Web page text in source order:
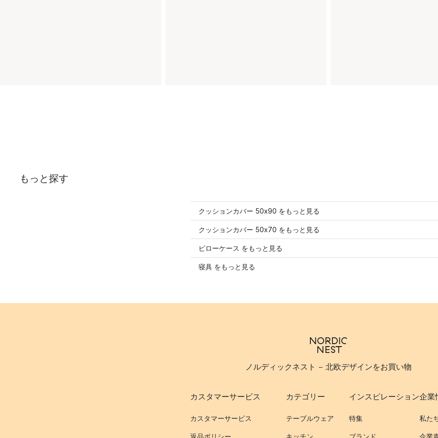
もっと探す
クッションカバー 50x90 をもっと見る
クッションカバー 50x70 をもっと見る
ピローケース をもっと見る
寝具 をもっと見る
ノルディックネスト - 北欧デザインをお買い物
カスタマーサービス
カスタマーサービス
返品ポリシー
カテゴリー
テーブルウェア
キッチン
インスピレーション
特集
ブランド
企業
私た
企業